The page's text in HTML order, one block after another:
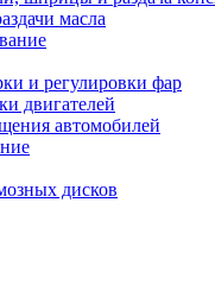
масла
и регулировки фар
двигателей
автомобилей
дисков